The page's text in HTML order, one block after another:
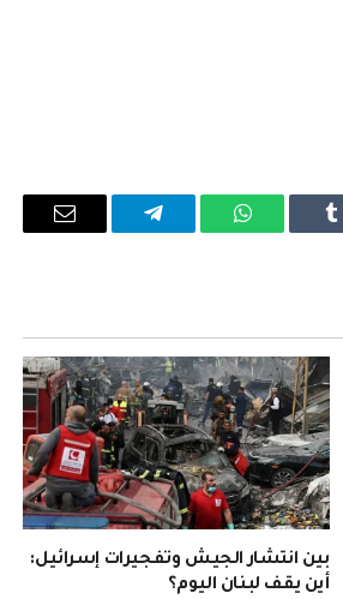
Tumblr واتساب تيلقرام
البريد
بين انتشار الجيش وتفجيرات إسرائيل:
أين يقف لبنان اليوم؟